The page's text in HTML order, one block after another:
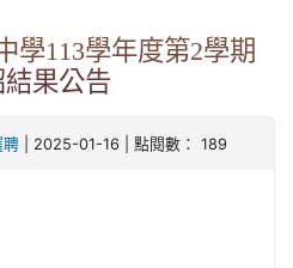
學113學年度第2學期
果公告
聘| 2025-01-16 | 點閱數： 189